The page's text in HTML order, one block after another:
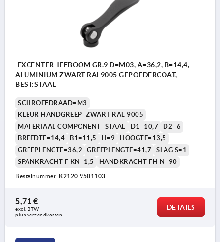
EXCENTERHEFBOOM GR.9 D=M03, A=36,2, B=14,4,
ALUMINIUM ZWART RAL9005 GEPOEDERCOAT,
BEST:STAAL
SCHROEFDRAAD=M3
KLEUR HANDGREEP=ZWART RAL 9005
MATERIAAL COMPONENT=STAAL
D1=10,7
D2=6
BREEDTE=14,4
B1=11,5 H=9
HOOGTE=13,5
GREEPLENGTE=36,2
GREEPLENGTE=41,7
SLAG S=1
SPANKRACHT F KN=1,5
HANDKRACHT FH N=90
Bestelnummer: K2120.9501103
5,71 €
excl. BTW
plus verzendkosten
DETAILS